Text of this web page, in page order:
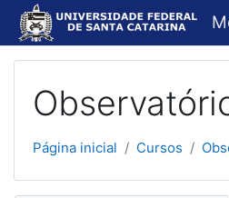
Ir para o conteúdo principal
Página inicial Cursos